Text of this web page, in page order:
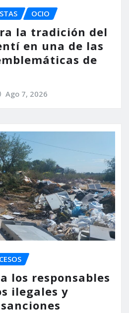
OCIO
la tradición del
en una de las
de
Ago 7, 2026
los responsables
ilegales y